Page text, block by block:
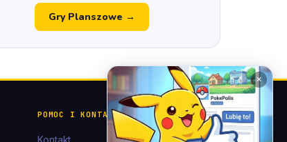
Gry Planszowe →
POMOC I KONTAKT
✕